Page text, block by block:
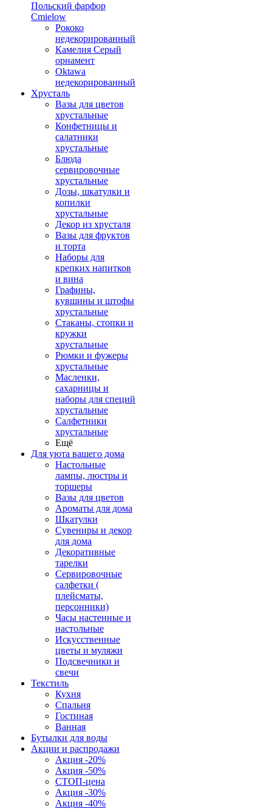
Польский фарфор
Сmielow
Рококо
недекорированный
Камелия Серый
орнамент
Oktawa
недекорированный
Хрусталь
Вазы для цветов
хрустальные
Конфетницы и
салатники
хрустальные
Блюда
сервировочные
хрустальные
Дозы, шкатулки и
копилки
хрустальные
Декор из хрусталя
Вазы для фруктов
и торта
Наборы для
крепких напитков
и вина
Графины,
кувшины и штофы
хрустальные
Стаканы, стопки и
кружки
хрустальные
Рюмки и фужеры
хрустальные
Масленки,
сахарницы и
наборы для специй
хрустальные
Салфетники
хрустальные
Ещё
Для уюта вашего дома
Настольные
лампы, люстры и
торшеры
Вазы для цветов
Ароматы для дома
Шкатулки
Сувениры и декор
для дома
Декоративные
тарелки
Сервировочные
салфетки (
плейсматы,
персонники)
Часы настенные и
настольные
Искусственные
цветы и муляжи
Подсвечники и
свечи
Текстиль
Кухня
Спальня
Гостиная
Ванная
Бутылки для воды
Акции и распродажи
Акция -20%
Акция -50%
СТОП-цена
Акция -30%
Акция -40%